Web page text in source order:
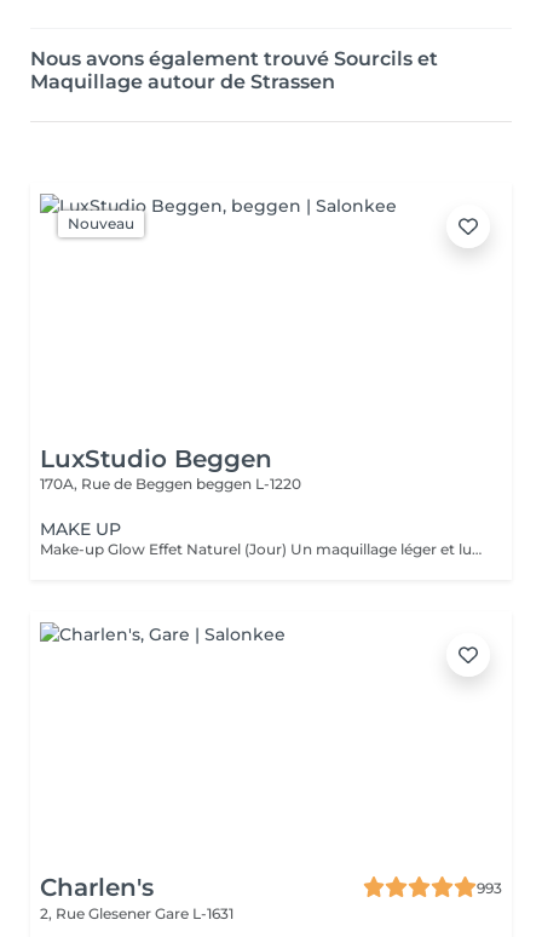
Nous avons également trouvé Sourcils et
Maquillage autour de Strassen
Nouveau
LuxStudio Beggen
170A, Rue de Beggen beggen L-1220
MAKE UP
Make-up Glow Effet Naturel (Jour) Un maquillage léger et lumineux qui sublime votre beauté naturelle. Idéal pour la journée, rendez-vous professionnels ou shootings naturels. Teint unifié, regard réveillé, sans surcharge. Frais, discret et élégant. Make-up Glamour Événements & Soirées Un maquillage sophistiqué avec une tenue renforcée, parfait pour fêtes, mariages ou séances photo. Association d'un teint parfait, d'un regard travaillé et de corrections subtiles pour un effet wow qui reste naturel. Élégance, intensité et mise en valeur. Make-up Luxe Haute Définition & Longue Durée Un maquillage professionnel avec préparation complète de la peau, correction des volumes, camouflage des imperfections et mise en lumière des traits. Tenue extrême, idéal pour caméras HD, mariée, ou occasions exigeantes. Finition impeccable, résultat haut de gamme.
Charlen's
993
2, Rue Glesener Gare L-1631